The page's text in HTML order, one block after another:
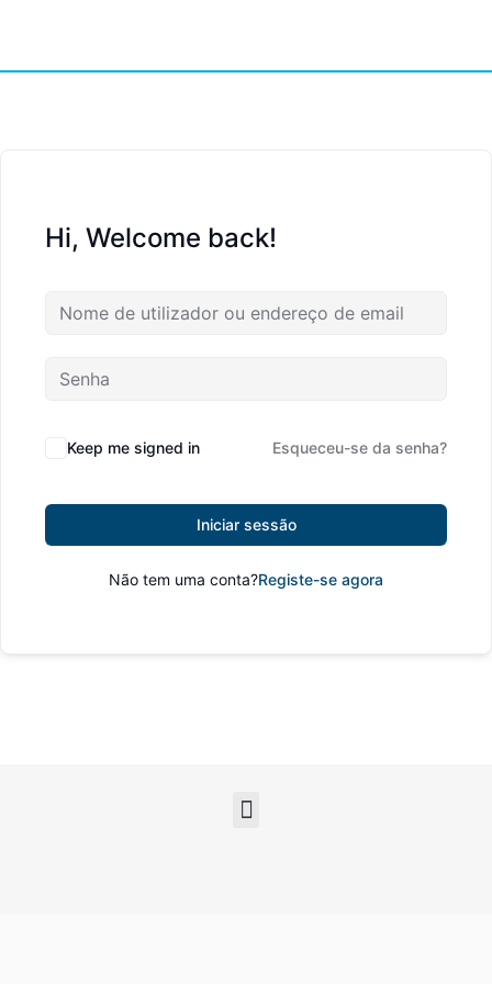
Hi, Welcome back!
Keep me signed in Esqueceu-se da senha?
Iniciar sessão
Não tem uma conta?Registe-se agora